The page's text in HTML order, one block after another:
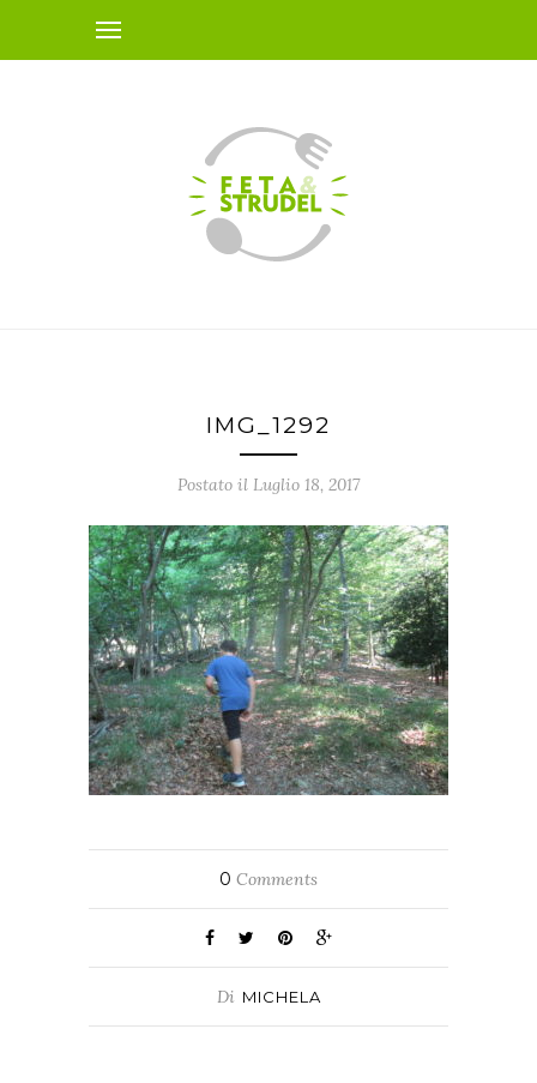
IMG_1292
Postato il Luglio 18, 2017
0 Comments
Di MICHELA